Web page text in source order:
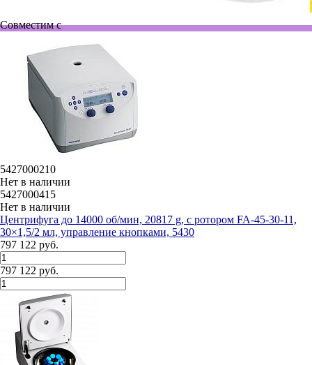
Совместим с
5427000210
Нет в наличии
5427000415
Нет в наличии
Центрифуга до 14000 об/мин, 20817 g, с ротором FA-45-30-11,
30×1,5/2 мл, управление кнопками, 5430
797 122 руб.
797 122 руб.